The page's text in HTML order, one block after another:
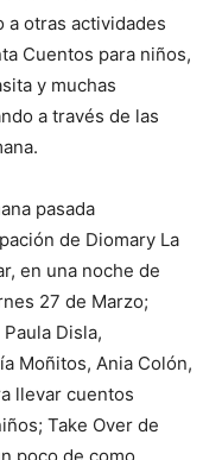
a otras actividades
Cuentos para niños,
y muchas
a través de las
pasada
de Diomary La
en una noche de
27 de Marzo;
Disla,
Moñitos, Ania Colón,
llevar cuentos
Take Over de